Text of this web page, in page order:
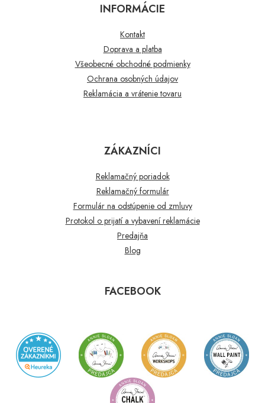
INFORMÁCIE
Kontakt
Doprava a platba
Všeobecné obchodné podmienky
Ochrana osobných údajov
Reklamácia a vrátenie tovaru
ZÁKAZNÍCI
Reklamačný poriadok
Reklamačný formulár
Formulár na odstúpenie od zmluvy
Protokol o prijatí a vybavení reklamácie
Predajňa
Blog
FACEBOOK